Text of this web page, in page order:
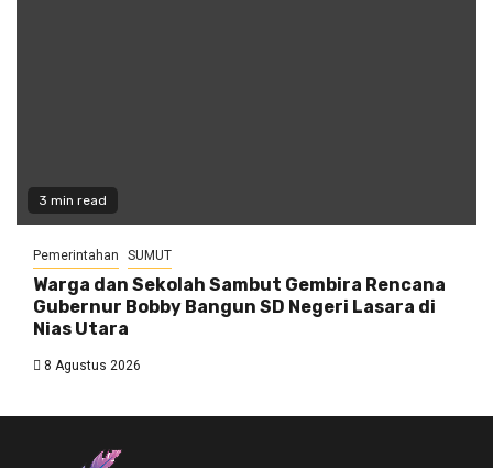
3 min read
Pemerintahan SUMUT
Warga dan Sekolah Sambut Gembira Rencana
Gubernur Bobby Bangun SD Negeri Lasara di
Nias Utara
8 Agustus 2026